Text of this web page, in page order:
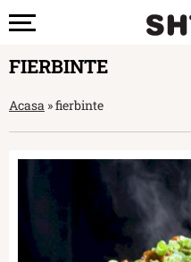
FIERBINTE
Acasa »fierbinte